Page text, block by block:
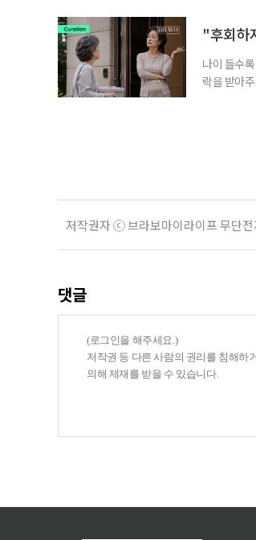
경험이 풍
"후회하
나이 들수
락을 받아
저작권자 ⓒ 브라보마이라이프 무단전
댓글